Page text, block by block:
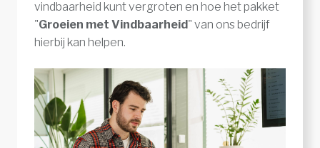
vindbaarheid kunt vergroten en hoe het pakket
"Groeien met Vindbaarheid" van ons bedrijf
hierbij kan helpen.